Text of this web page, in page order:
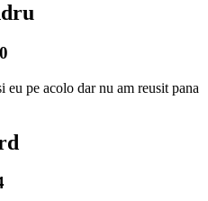
pe acolo dar nu am reusit pana